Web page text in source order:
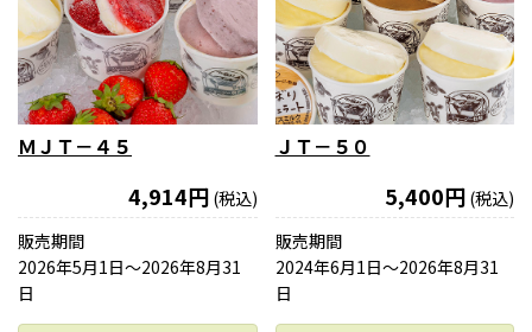
ＭＪＴ－４５
4,914円 (税込)
販売期間
2026年5月1日〜2026年8月31
日
ＪＴ－５０
5,400円 (税込)
販売期間
2024年6月1日〜2026年8月31
日